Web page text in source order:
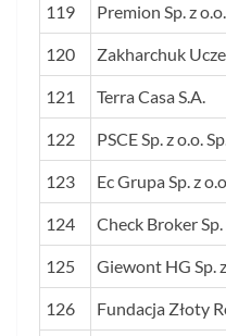
119 Premion Sp. z o.o.
120 Zakharchuk
121 Terra Casa S.A.
122 PSCE Sp. z o.o.
123 Ec Grupa Sp. z
124 Check Broker Sp.
125 Giewont HG Sp.
126 Fundacja Złoty